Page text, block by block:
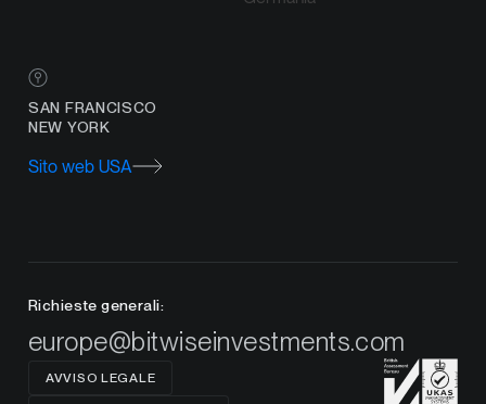
SAN FRANCISCO
NEW YORK
Sito web USA
Richieste generali:
europe@bitwiseinvestments.com
AVVISO LEGALE